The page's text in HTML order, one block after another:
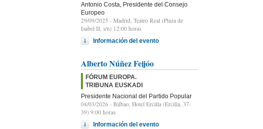
Antonio Costa, Presidente del Consejo
Europeo
29/09/2025 - Madrid, Teatro Real (Plaza de
Isabel II, s/n) 12:00 horas
Información del evento
Alberto Núñez Feijóo
FÓRUM EUROPA.
TRIBUNA EUSKADI
Presidente Nacional del Partido Popular
04/03/2026 - Bilbao, Hotel Ercilla (Ercilla, 37-
39) 9:00 horas
Información del evento